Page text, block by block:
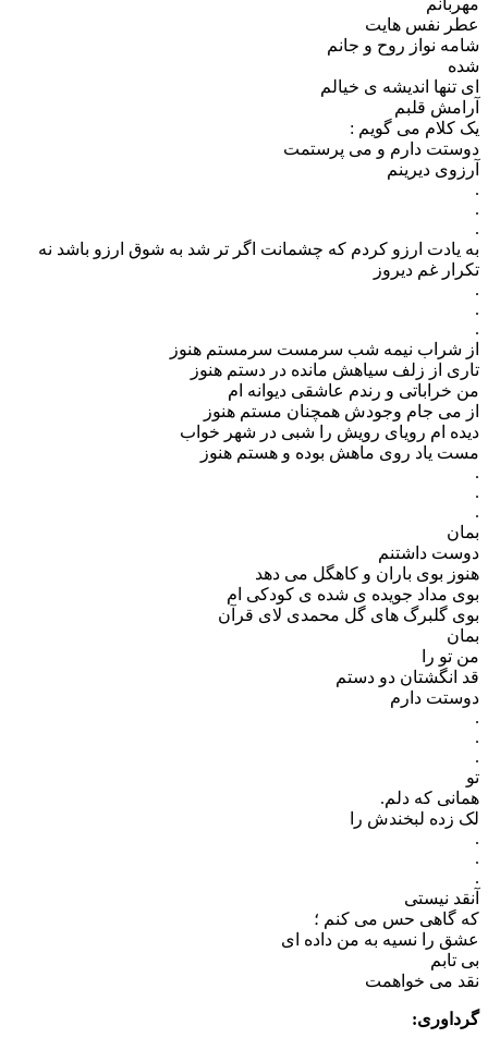
عطر نفس هایت
شامه نواز روح و جانم
شده
ای تنها اندیشه ی خیالم
آرامش قلبم
یک کلام می گویم :
دوستت دارم و می پرستمت
آرزوی دیرینم
.
.
.
به یادت ارزو کردم که چشمانت اگر تر شد به شوق ارزو باشد نه
تکرار غم دیروز
.
.
.
از شراب نیمه شب سرمست سرمستم هنوز
تاری از زلف سیاهش مانده در دستم هنوز
من خراباتی و رندم عاشقی دیوانه ام
از می جام وجودش همچنان مستم هنوز
دیده ام رویای رویش را شبی در شهر خواب
مست یاد روی ماهش بوده و هستم هنوز
.
.
.
بمان
دوست داشتنم
هنوز بوی باران و کاهگل می دهد
بوی مداد جویده ی شده ی کودکی ام
بوی گلبرگ های گل محمدی لای قرآن
بمان
من تو را
قد انگشتان دو دستم
دوستت دارم
.
.
.
تو
همانی که دلم.
لک زده لبخندش را‌
.
.
.
آنقد نیستی
که گاهی حس می کنم ؛
عشق را نسیه به من داده ای
بی تابم
نقد می خواهمت
گرداوری: